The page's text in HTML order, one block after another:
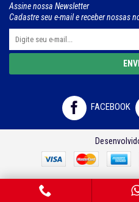
Assine nossa Newsletter
Cadastre seu e-mail e receber nossas
FACEBOOK